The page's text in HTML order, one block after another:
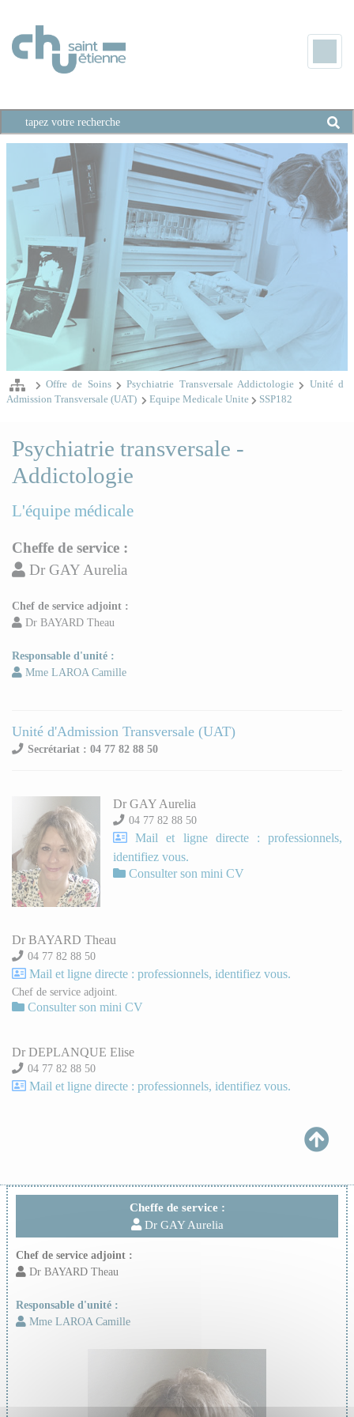
Offre de Soins Psychiatrie Transversale Addictologie
Unité d
Admission Transversale (UAT)
Equipe Medicale Unite SSP182
Cheffe de service :
Dr GAY Aurelia
Chef de service adjoint :
Dr BAYARD Theau
Responsable d'unité :
Mme LAROA Camille
Psychiatrie transversale -
Addictologie
L'équipe médicale
Cheffe de service :
Dr GAY Aurelia
Chef de service adjoint :
Dr BAYARD Theau
Responsable d'unité :
Mme LAROA Camille
Unité d'Admission Transversale (UAT)
Secrétariat : 04 77 82 88 50
Dr GAY Aurelia
04 77 82 88 50
Mail et ligne directe : professionnels,
identifiez vous.
Consulter son mini CV
Dr BAYARD Theau
04 77 82 88 50
Mail et ligne directe : professionnels, identifiez vous.
Chef de service adjoint.
Consulter son mini CV
Dr DEPLANQUE Elise
04 77 82 88 50
Mail et ligne directe : professionnels, identifiez vous.